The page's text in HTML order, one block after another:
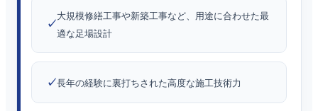
大規模修繕工事や新築工事など、用途に合わせた最
適な足場設計
長年の経験に裏打ちされた高度な施工技術力